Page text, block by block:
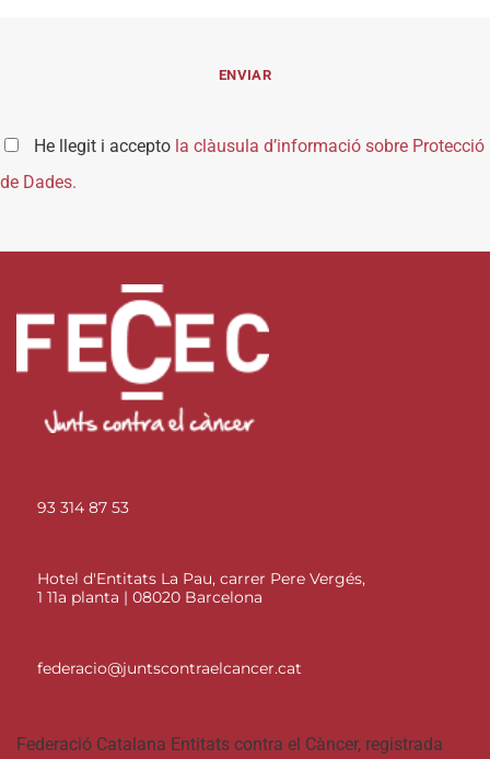
He llegit i accepto la clàusula d’informació sobre Protecció
de Dades.
93 314 87 53
Hotel d'Entitats La Pau, carrer Pere Vergés,
1 11a planta | 08020 Barcelona
federacio@juntscontraelcancer.cat
Federació Catalana Entitats contra el Càncer, registrada